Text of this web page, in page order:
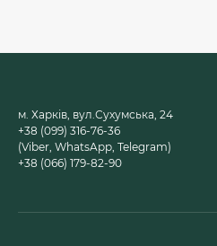
Зачисний диск
Компресор Metabo
м. Харків, вул.Сухумська, 24
+38 (099) 316-76-36
(Viber, WhatsApp, Telegram)
+38 (066) 179-82-90